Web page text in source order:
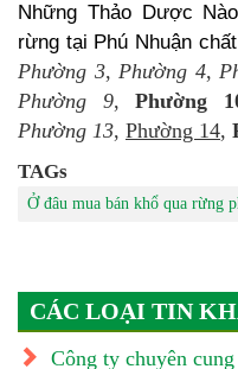
Những Thảo Dược
rừng tại Phú Nhuận
Phường 3,Phường 4,
Phường 9,Phường
Phường 13, Phường 14,
TAGs
Ở đâu mua bán khổ qua rừng
CÁC LOẠI TIN
Công ty chuyên